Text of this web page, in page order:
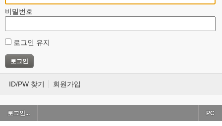
비밀번호
로그인 유지
ID/PW 찾기 회원가입
로그인... PC